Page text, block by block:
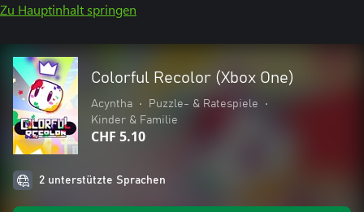
Zu Hauptinhalt springen
Colorful Recolor (Xbox One)
Acyntha • Puzzle- & Ratespiele
•
Kinder & Familie
CHF 5.10
2 unterstützte Sprachen